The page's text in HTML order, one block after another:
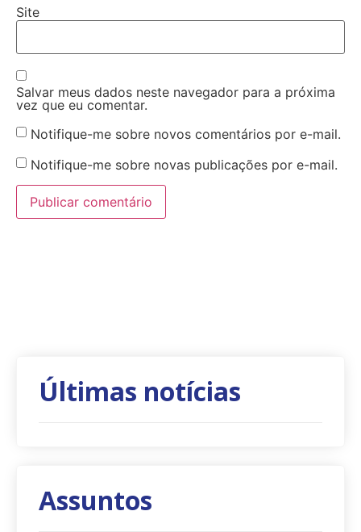
Site
Salvar meus dados neste navegador para a próxima
vez que eu comentar.
Notifique-me sobre novos comentários por e-mail.
Notifique-me sobre novas publicações por e-mail.
Últimas notícias
Assuntos